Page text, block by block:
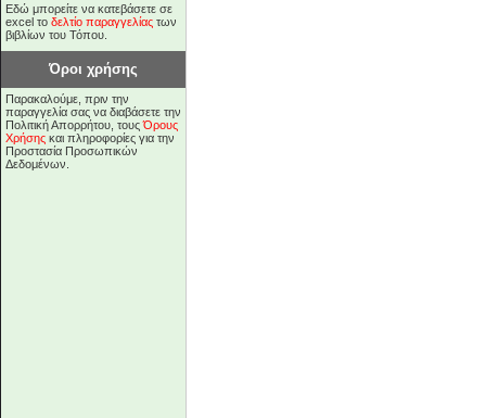
Εδώ μπορείτε να κατεβάσετε σε
excel το δελτίο παραγγελίας των
βιβλίων του Τόπου.
Όροι χρήσης
Παρακαλούμε, πριν την
παραγγελία σας να διαβάσετε την
Πολιτική Απορρήτου, τουςΌρους
Χρήσης και πληροφορίες για την
Προστασία Προσωπικών
Δεδομένων.